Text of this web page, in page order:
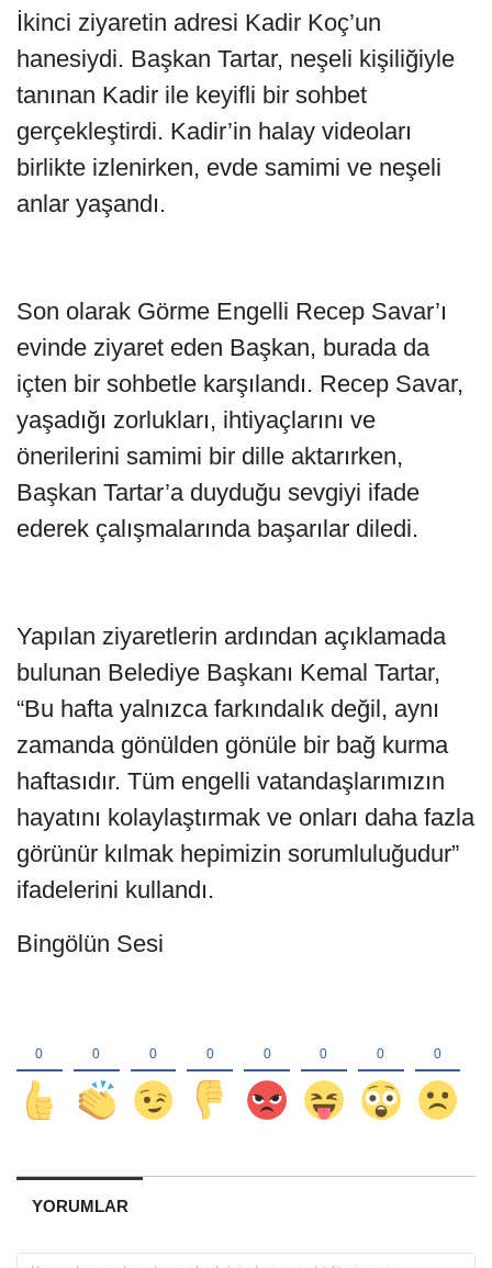
İkinci ziyaretin adresi Kadir Koç’un
hanesiydi. Başkan Tartar, neşeli kişiliğiyle
tanınan Kadir ile keyifli bir sohbet
gerçekleştirdi. Kadir’in halay videoları
birlikte izlenirken, evde samimi ve neşeli
anlar yaşandı.
Son olarak Görme Engelli Recep Savar’ı
evinde ziyaret eden Başkan, burada da
içten bir sohbetle karşılandı. Recep Savar,
yaşadığı zorlukları, ihtiyaçlarını ve
önerilerini samimi bir dille aktarırken,
Başkan Tartar’a duyduğu sevgiyi ifade
ederek çalışmalarında başarılar diledi.
Yapılan ziyaretlerin ardından açıklamada
bulunan Belediye Başkanı Kemal Tartar,
“Bu hafta yalnızca farkındalık değil, aynı
zamanda gönülden gönüle bir bağ kurma
haftasıdır. Tüm engelli vatandaşlarımızın
hayatını kolaylaştırmak ve onları daha fazla
görünür kılmak hepimizin sorumluluğudur”
ifadelerini kullandı.
Bingölün Sesi
YORUMLAR